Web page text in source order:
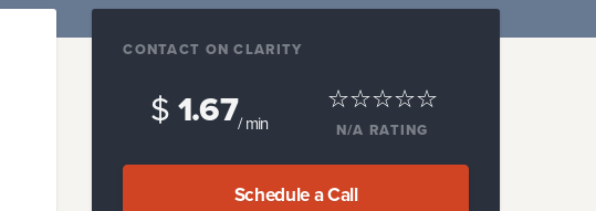
CONTACT ON CLARITY
$1.67/ min N/A RATING
Schedule a Call